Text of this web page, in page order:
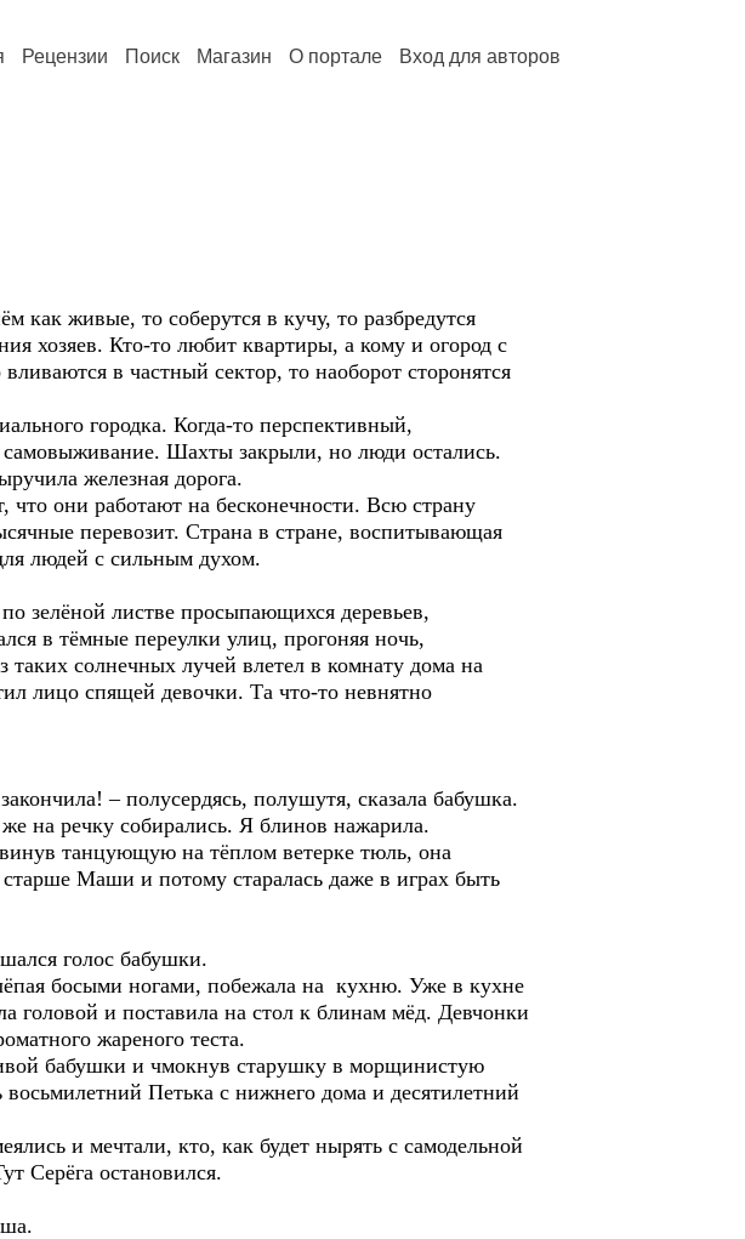
Рецензии Поиск Магазин О портале Вход для авторов
как живые, то соберутся в кучу, то разбредутся
хозяев. Кто-то любит квартиры, а кому и огород с
в частный сектор, то наоборот сторонятся
городка. Когда-то перспективный,
Шахты закрыли, но люди остались.
железная дорога.
что они работают на бесконечности. Всю страну
перевозит. Страна в стране, воспитывающая
людей с сильным духом.
зелёной листве просыпающихся деревьев,
в тёмные переулки улиц, прогоняя ночь,
солнечных лучей влетел в комнату дома на
лицо спящей девочки. Та что-то невнятно
– полусердясь, полушутя, сказала бабушка.
на речку собирались. Я блинов нажарила.
танцующую на тёплом ветерке тюль, она
Маши и потому старалась даже в играх быть
голос бабушки.
босыми ногами, побежала на кухню. Уже в кухне
головой и поставила на стол к блинам мёд. Девчонки
жареного теста.
бабушки и чмокнув старушку в морщинистую
Петька с нижнего дома и десятилетний
и мечтали, кто, как будет нырять с самодельной
Серёга остановился.